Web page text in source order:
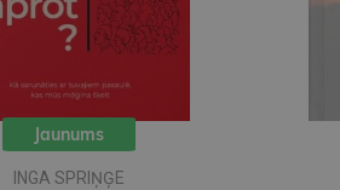
GINTA SLIŠĀNE